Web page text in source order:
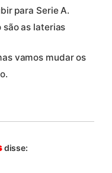
para Serie A.
as laterias
vamos mudar os
disse: